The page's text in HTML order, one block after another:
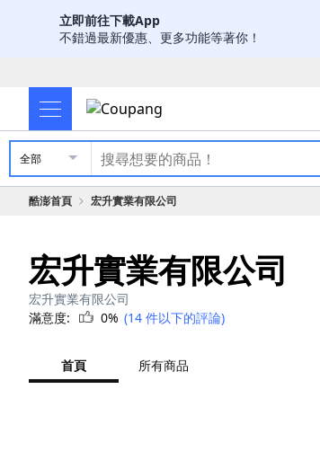
立即前往下載App
不錯過最新優惠、更多功能等著你！
全部
酷澎首頁 宏升實業有限公司
宏升實業有限公司
宏升實業有限公司
滿意度:
0% (14 件以下的評論)
首頁 所有商品